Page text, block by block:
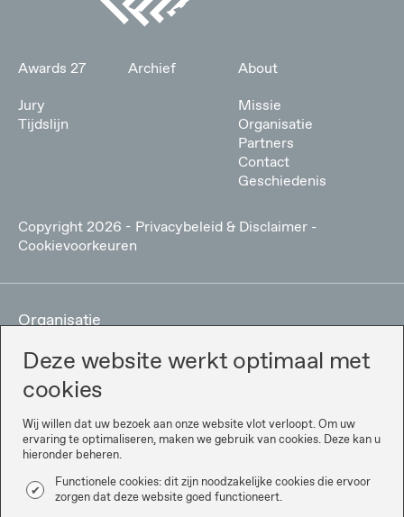
Awards 27
Jury
Tijdslijn
Archief
About
Missie
Organisatie
Partners
Contact
Geschiedenis
Copyright 2026 - Privacybeleid & Disclaimer -
Cookievoorkeuren
Organisatie
Deze website werkt optimaal met
cookies
Wij willen dat uw bezoek aan onze website vlot verloopt. Om uw
ervaring te optimaliseren, maken we gebruik van cookies. Deze kan u
hieronder beheren.
Functionele cookies: dit zijn noodzakelijke cookies die ervoor
zorgen dat deze website goed functioneert.